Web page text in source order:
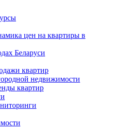
цен на квартиры в
Беларуси
квартир
недвижимости
квартир